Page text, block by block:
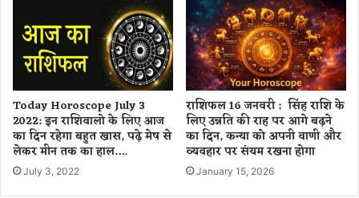
कि
,
S
D
M
ने
Today Horoscope July 3
2022: इन राशिवालो के लिए आज
का दिन रहेगा बहुत खास, पढ़े मेष से
लेकर मीन तक का हाल….
July 3, 2022
राशिफल 16 जनवरी : सिंह राशि के
लिए उन्नति की राह पर आगे बढ़ने
का दिन, कन्या को अपनी वाणी और
व्यवहार पर संयम रखना होगा
January 15, 2026